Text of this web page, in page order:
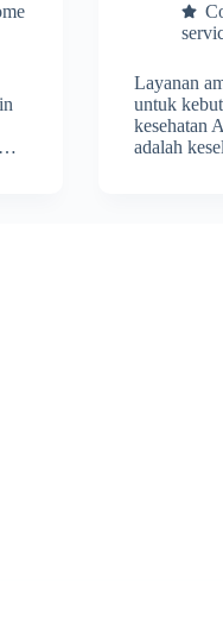
Layanan
untuk
kesehatan
adalah